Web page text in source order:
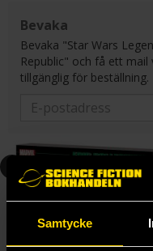
Samtycke
Bevaka
Bevaka "Star Wars
Republic" och få ett mail
tillgänglig för beställning.